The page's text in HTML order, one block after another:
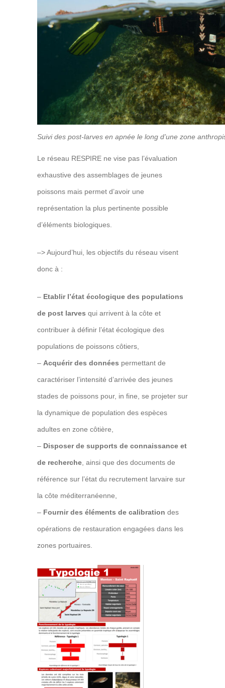
Suivi des post-larves en apnée le long d’une zone
Le réseau RESPIRE ne vise pas l’évaluation
exhaustive des assemblages de jeunes
poissons mais permet d’avoir une
représentation la plus pertinente possible
d’éléments biologiques.
–>Aujourd’hui, les objectifs du réseau visent
donc à :
– Etablir l’état écologique des populations
de post larves qui arrivent à la côte et
contribuer à définir l’état écologique des
populations de poissons côtiers,
– Acquérir des données permettant de
caractériser l’intensité d’arrivée des jeunes
stades de poissons pour, in fine, se projeter sur
la dynamique de population des espèces
adultes en zone côtière,
– Disposer de supports de connaissance et
de recherche , ainsi que des documents de
référence sur l’état du recrutement larvaire sur
la côte méditerranéenne,
– Fournir des éléments de calibration des
opérations de restauration engagées dans les
zones portuaires.